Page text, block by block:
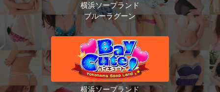
横浜ソープランド
ブルーラグーン
横浜ソープランド